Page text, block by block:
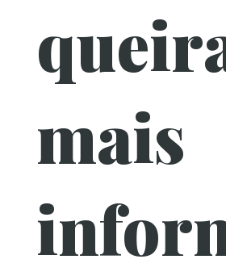
mais